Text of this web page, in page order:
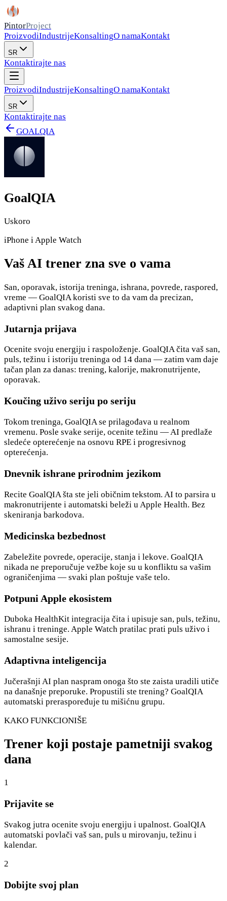
PintorProject
ProizvodiIndustrijeKonsaltingO namaKontakt
SR
Kontaktirajte nas
ProizvodiIndustrijeKonsaltingO namaKontakt
SR
Kontaktirajte nas
GOALQIA
GoalQIA
Uskoro
iPhone i Apple Watch
Vaš AI trener zna sve o vama
San, oporavak, istorija treninga, ishrana, povrede, raspored,
vreme — GoalQIA koristi sve to da vam da precizan,
adaptivni plan svakog dana.
Jutarnja prijava
Ocenite svoju energiju i raspoloženje. GoalQIA čita vaš san,
puls, težinu i istoriju treninga od 14 dana — zatim vam daje
tačan plan za danas: trening, kalorije, makronutrijente,
oporavak.
Koučing uživo seriju po seriju
Tokom treninga, GoalQIA se prilagođava u realnom
vremenu. Posle svake serije, ocenite težinu — AI predlaže
sledeće opterećenje na osnovu RPE i progresivnog
opterećenja.
Dnevnik ishrane prirodnim jezikom
Recite GoalQIA šta ste jeli običnim tekstom. AI to parsira u
makronutrijente i automatski beleži u Apple Health. Bez
skeniranja barkodova.
Medicinska bezbednost
Zabeležite povrede, operacije, stanja i lekove. GoalQIA
nikada ne preporučuje vežbe koje su u konfliktu sa vašim
ograničenjima — svaki plan poštuje vaše telo.
Potpuni Apple ekosistem
Duboka HealthKit integracija čita i upisuje san, puls, težinu,
ishranu i treninge. Apple Watch pratilac prati puls uživo i
samostalne sesije.
Adaptivna inteligencija
Jučerašnji AI plan naspram onoga što ste zaista uradili utiče
na današnje preporuke. Propustili ste trening? GoalQIA
automatski preraspoređuje tu mišićnu grupu.
KAKO FUNKCIONIŠE
Trener koji postaje pametniji svakog
dana
1
Prijavite se
Svakog jutra ocenite svoju energiju i upalnost. GoalQIA
automatski povlači vaš san, puls u mirovanju, težinu i
kalendar.
2
Dobijte svoj plan